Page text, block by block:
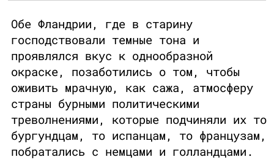
Обе Фландрии, где в старину
господствовали темные тона и
проявлялся вкус к однообразной
окраске, позаботились о том, чтобы
оживить мрачную, как сажа, атмосферу
страны бурными политическими
треволнениями, которые подчиняли их то
бургундцам, то испанцам, то французам,
побратались с немцами и голландцами.